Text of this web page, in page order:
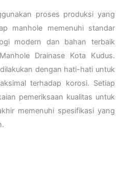
proses produksi yang
manhole memenuhi standar
modern dan bahan terbaik
Drainase Kota Kudus.
dengan hati-hati untuk
terhadap korosi. Setiap
pemeriksaan kualitas untuk
memenuhi spesifikasi yang